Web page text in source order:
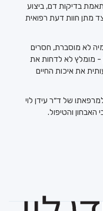
בדיקות דם, ביצוע
מתן חוות דעת רפואית
לא מוסברת, חסרים
- מומלץ לא לדחות את
את איכות החיים
של ד״ר עידן לוי
האבחון והטיפול.